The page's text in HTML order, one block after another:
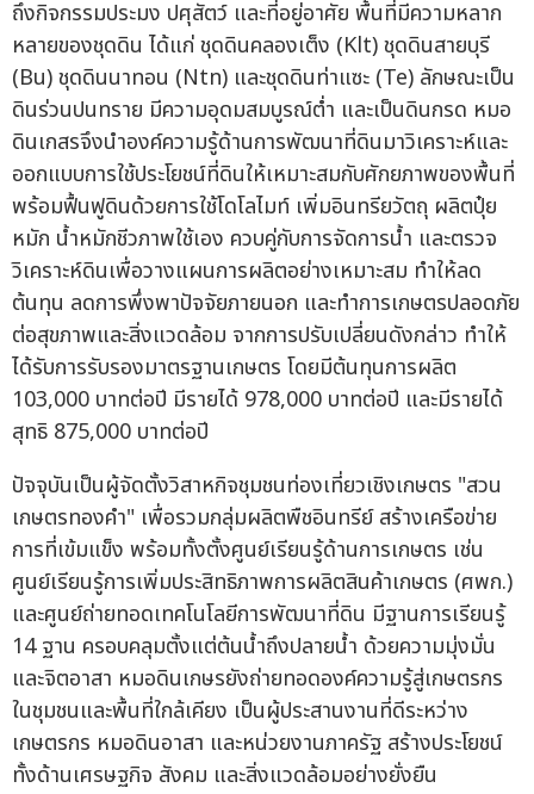
ถึงกิจกรรมประมง ปศุสัตว์ และที่อยู่อาศัย พื้นที่มีความหลาก
หลายของชุดดิน ได้แก่ ชุดดินคลองเต็ง (Klt) ชุดดินสายบุรี
(Bu) ชุดดินนาทอน (Ntn) และชุดดินท่าแซะ (Te) ลักษณะเป็น
ดินร่วนปนทราย มีความอุดมสมบูรณ์ต่ำ และเป็นดินกรด หมอ
ดินเกสรจึงนำองค์ความรู้ด้านการพัฒนาที่ดินมาวิเคราะห์และ
ออกแบบการใช้ประโยชน์ที่ดินให้เหมาะสมกับศักยภาพของพื้นที่
พร้อมฟื้นฟูดินด้วยการใช้โดโลไมท์ เพิ่มอินทรียวัตถุ ผลิตปุ๋ย
หมัก น้ำหมักชีวภาพใช้เอง ควบคู่กับการจัดการน้ำ และตรวจ
วิเคราะห์ดินเพื่อวางแผนการผลิตอย่างเหมาะสม ทำให้ลด
ต้นทุน ลดการพึ่งพาปัจจัยภายนอก และทำการเกษตรปลอดภัย
ต่อสุขภาพและสิ่งแวดล้อม จากการปรับเปลี่ยนดังกล่าว ทำให้
ได้รับการรับรองมาตรฐานเกษตร โดยมีต้นทุนการผลิต
103,000 บาทต่อปี มีรายได้ 978,000 บาทต่อปี และมีรายได้
สุทธิ 875,000 บาทต่อปี
ปัจจุบันเป็นผู้จัดตั้งวิสาหกิจชุมชนท่องเที่ยวเชิงเกษตร "สวน
เกษตรทองคำ" เพื่อรวมกลุ่มผลิตพืชอินทรีย์ สร้างเครือข่าย
การที่เข้มแข็ง พร้อมทั้งตั้งศูนย์เรียนรู้ด้านการเกษตร เช่น
ศูนย์เรียนรู้การเพิ่มประสิทธิภาพการผลิตสินค้าเกษตร (ศพก.)
และศูนย์ถ่ายทอดเทคโนโลยีการพัฒนาที่ดิน มีฐานการเรียนรู้
14 ฐาน ครอบคลุมตั้งแต่ต้นน้ำถึงปลายน้ำ ด้วยความมุ่งมั่น
และจิตอาสา หมอดินเกษรยังถ่ายทอดองค์ความรู้สู่เกษตรกร
ในชุมชนและพื้นที่ใกล้เคียง เป็นผู้ประสานงานที่ดีระหว่าง
เกษตรกร หมอดินอาสา และหน่วยงานภาครัฐ สร้างประโยชน์
ทั้งด้านเศรษฐกิจ สังคม และสิ่งแวดล้อมอย่างยั่งยืน